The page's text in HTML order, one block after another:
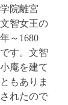
院離宮
智女王の
～1680
す。文智
庵を建て
もありま
れたので